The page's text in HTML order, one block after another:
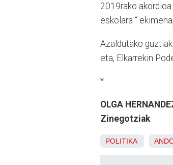
2019rako
eskolara “
Azaldutako
eta, Elkarrekin
*
OLGA
Zinegotziak
POLITIKA